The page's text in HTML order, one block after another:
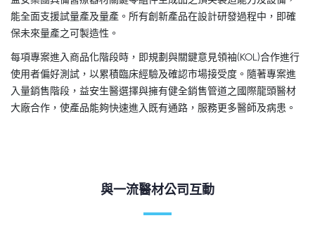
能全面支援試量產及量產。所有創新產品在設計研發過程中，即確
保未來量產之可製造性。
每項專案進入商品化階段時，即規劃與關鍵意見領袖(KOL)合作進行
使用者偏好測試，以累積臨床經驗及確認市場接受度。隨著專案進
入量銷售階段，益安生醫選擇與擁有健全銷售管道之國際龍頭醫材
大廠合作，使產品能夠快速進入既有通路，服務更多醫師及病患。
與一流醫材公司互動